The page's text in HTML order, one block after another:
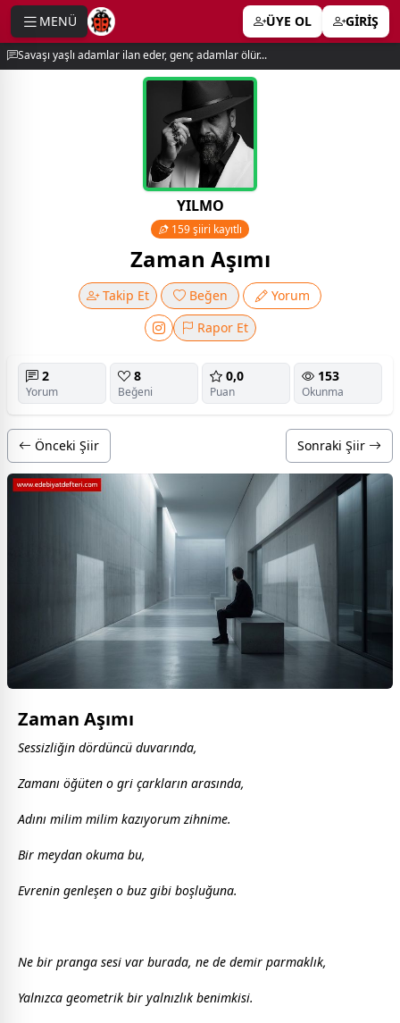
MENÜ ÜYE OL GİRİŞ
Savaşı yaşlı adamlar ilan eder, genç adamlar ölür...
YILMO
159 şiiri kayıtlı
Zaman Aşımı
Takip Et Beğen
Yorum
Rapor Et
2
Yorum
8
Beğeni
0,0
Puan
153
Okunma
Önceki Şiir Sonraki Şiir
Zaman Aşımı
Sessizliğin dördüncü duvarında,
Zamanı öğüten o gri çarkların arasında,
Adını milim milim kazıyorum zihnime.
Bir meydan okuma bu,
Evrenin genleşen o buz gibi boşluğuna.
Ne bir pranga sesi var burada, ne de demir parmaklık,
Yalnızca geometrik bir yalnızlık benimkisi.
menu